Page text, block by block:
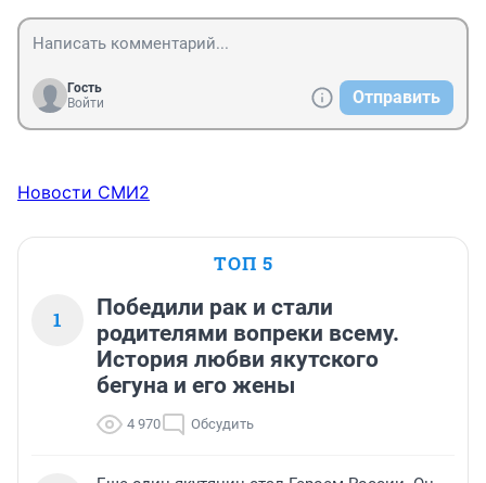
Гость
Войти
Отправить
Новости СМИ2
ТОП 5
1
Победили рак и стали
родителями вопреки всему.
История любви якутского
бегуна и его жены
4 970 Обсудить